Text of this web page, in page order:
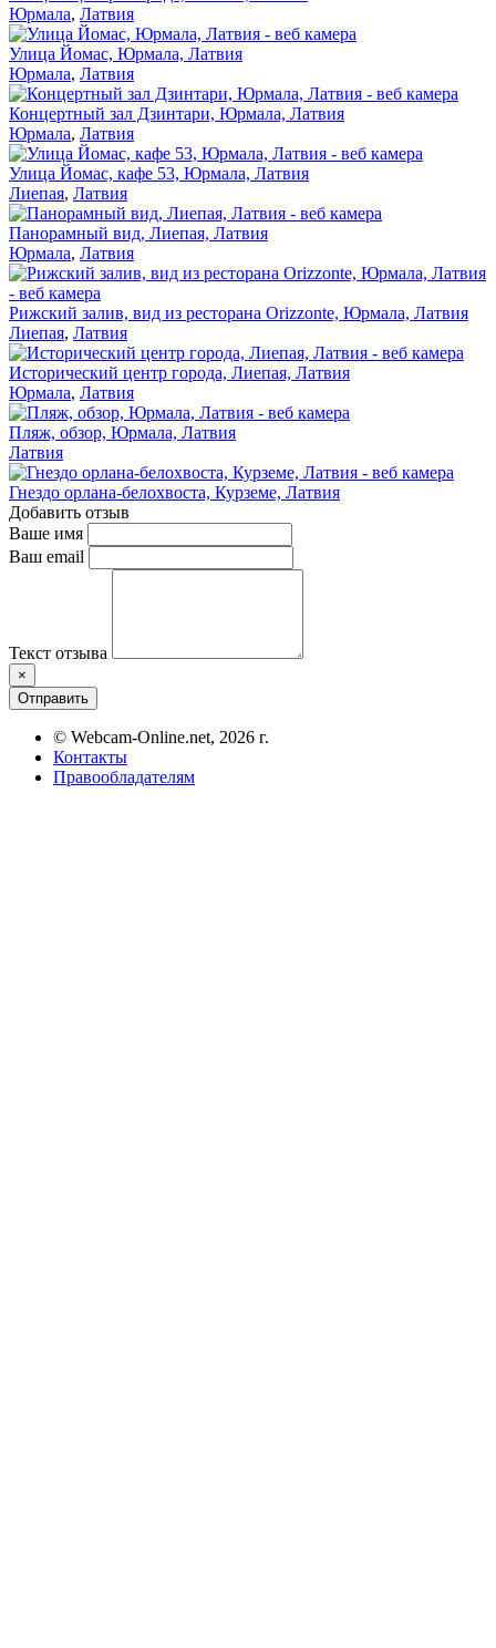
Юрмала, Латвия
Улица Йомас, Юрмала, Латвия
Юрмала, Латвия
Концертный зал Дзинтари, Юрмала, Латвия
Юрмала, Латвия
Улица Йомас, кафе 53, Юрмала, Латвия
Лиепая, Латвия
Панорамный вид, Лиепая, Латвия
Юрмала, Латвия
Рижский залив, вид из ресторана Orizzonte, Юрмала, Латвия
Лиепая, Латвия
Исторический центр города, Лиепая, Латвия
Юрмала, Латвия
Пляж, обзор, Юрмала, Латвия
Латвия
Гнездо орлана-белохвоста, Курземе, Латвия
Добавить отзыв
Ваше имя
Ваш email
Текст отзыва
×
Отправить
© Webcam-Online.net, 2026 г.
Контакты
Правообладателям